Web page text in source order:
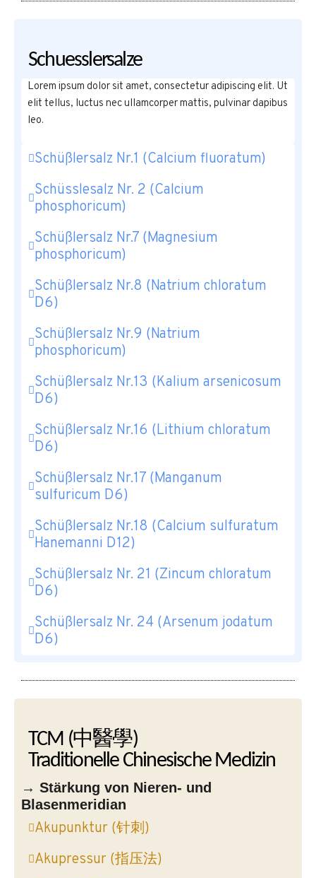
Schuesslersalze
Lorem ipsum dolor sit amet, consectetur adipiscing elit. Ut
elit tellus, luctus nec ullamcorper mattis, pulvinar dapibus
leo.
Schüßlersalz Nr.1 (Calcium fluoratum)
Schüsslesalz Nr. 2 (Calcium
phosphoricum)
Schüßlersalz Nr.7 (Magnesium
phosphoricum)
Schüßlersalz Nr.8 (Natrium chloratum
D6)
Schüßlersalz Nr.9 (Natrium
phosphoricum)
Schüßlersalz Nr.13 (Kalium arsenicosum
D6)
Schüßlersalz Nr.16 (Lithium chloratum
D6)
Schüßlersalz Nr.17 (Manganum
sulfuricum D6)
Schüßlersalz Nr.18 (Calcium sulfuratum
Hanemanni D12)
Schüßlersalz Nr. 21 (Zincum chloratum
D6)
Schüßlersalz Nr. 24 (Arsenum jodatum
D6)
TCM (中醫學)
Traditionelle Chinesische Medizin
→ Stärkung von Nieren- und
Blasenmeridian
Akupunktur (针刺)
Akupressur (指压法)